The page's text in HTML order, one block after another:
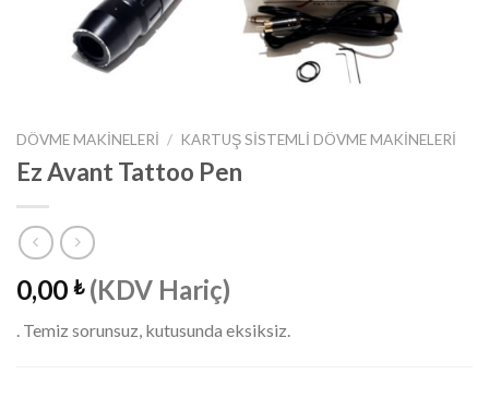
DÖVME MAKINELERI / KARTUŞ SISTEMLI DÖVME MAKINELERI
Ez Avant Tattoo Pen
0,00 ₺ (KDV Hariç)
. Temiz sorunsuz, kutusunda eksiksiz.